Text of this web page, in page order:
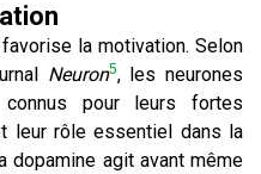
la motivation. Selon
Neuron5, les neurones
pour leurs fortes
leur rôle essentiel dans la
dopamine agit avant même